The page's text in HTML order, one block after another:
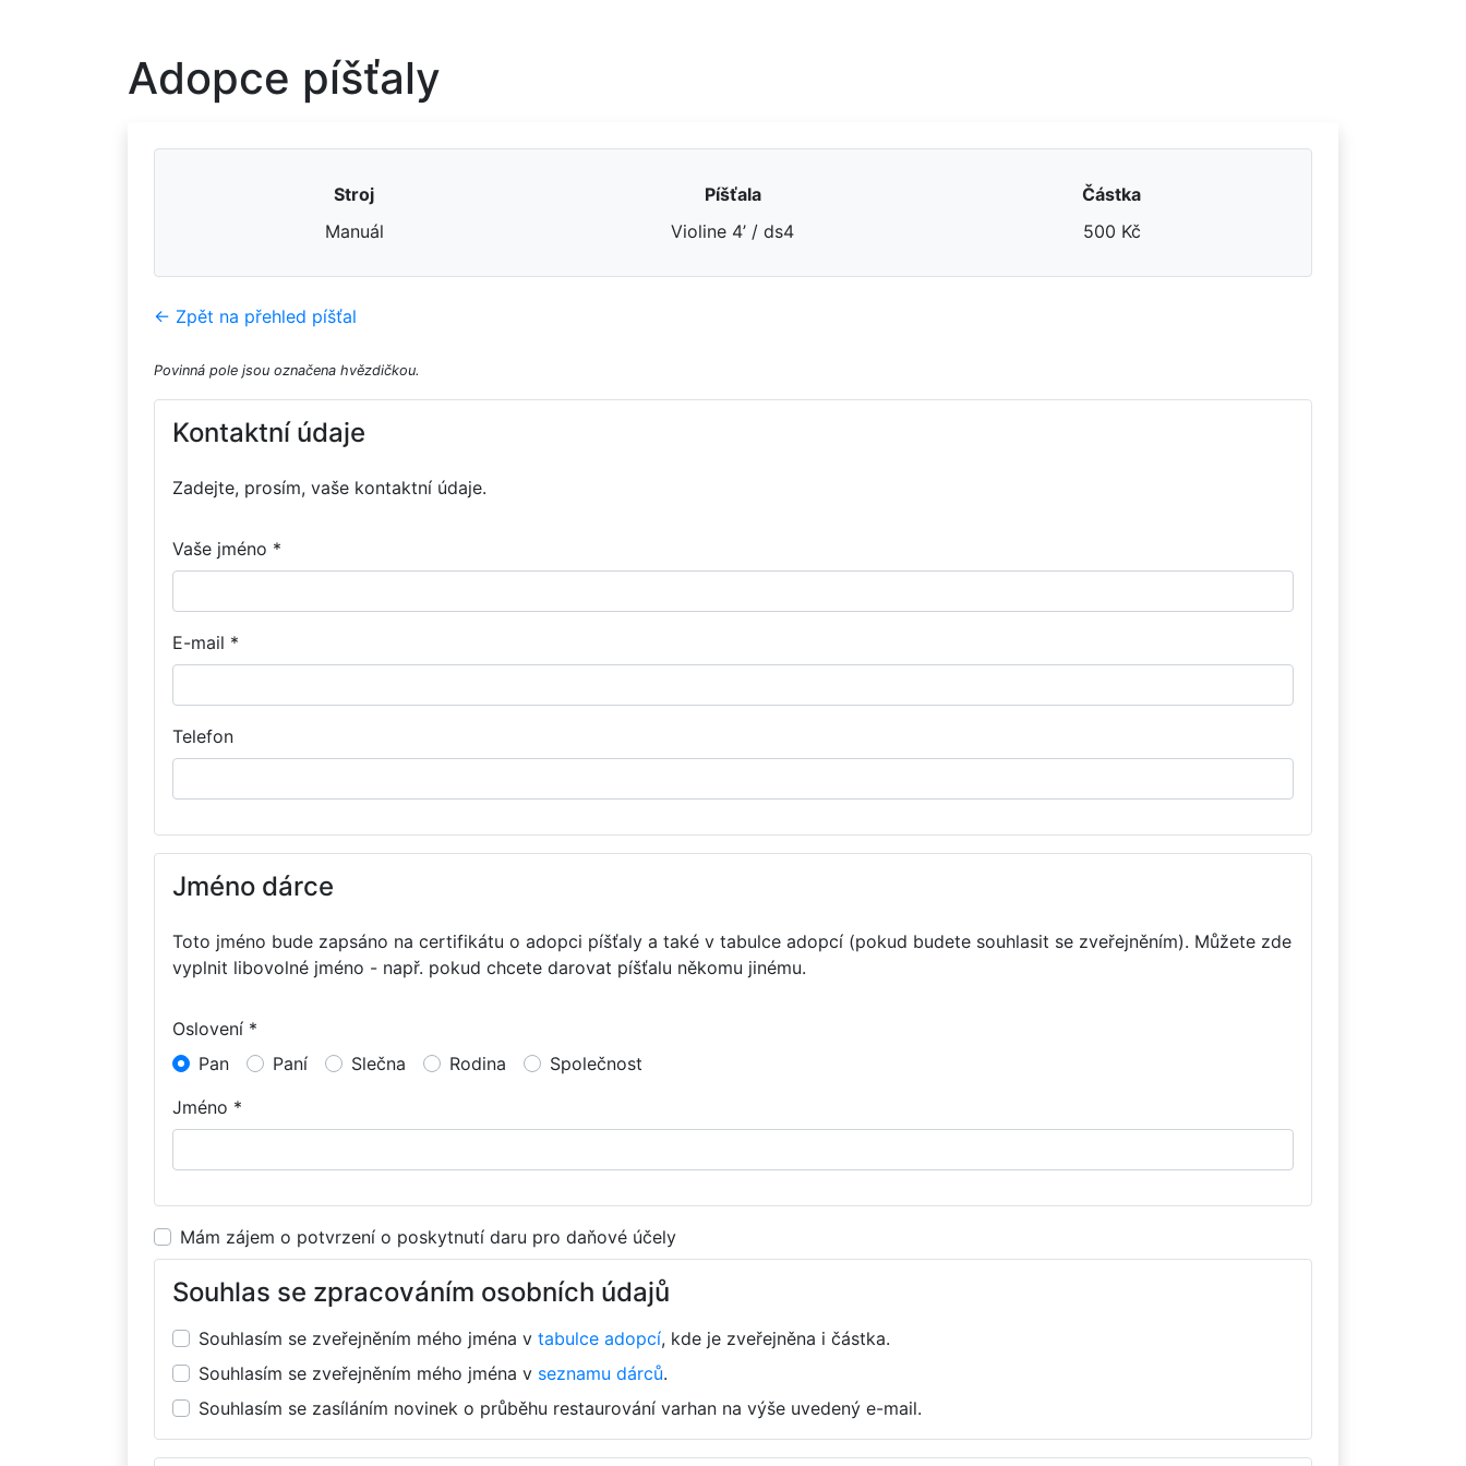
Adopce píšťaly
Stroj Píšťala
Částka
Manuál
Violine 4’ / ds4 500 Kč
← Zpět na přehled píšťal
Povinná pole jsou označena hvězdičkou.
Kontaktní údaje
Zadejte, prosím, vaše kontaktní údaje.
Vaše jméno *
E-mail *
Telefon
Jméno dárce
Toto jméno bude zapsáno na certifikátu o adopci píšťaly a také v tabulce adopcí (pokud budete souhlasit se zveřejněním). Můžete zde
vyplnit libovolné jméno - např. pokud chcete darovat píšťalu někomu jinému.
Oslovení *
Pan
Paní Slečna Rodina
Společnost
Jméno *
Mám zájem o potvrzení o poskytnutí daru pro daňové účely
Souhlas se zpracováním osobních údajů
Souhlasím se zveřejněním mého jména v tabulce adopcí, kde je zveřejněna i částka.
Souhlasím se zveřejněním mého jména v seznamu dárců.
Souhlasím se zasíláním novinek o průběhu restaurování varhan na výše uvedený e-mail.